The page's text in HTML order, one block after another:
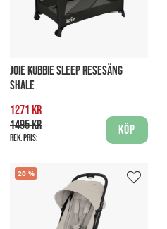
JOIE KUBBIE SLEEP RESESÄNG
SHALE
1271 kr
1495 kr
Rek. pris:
Köp
20